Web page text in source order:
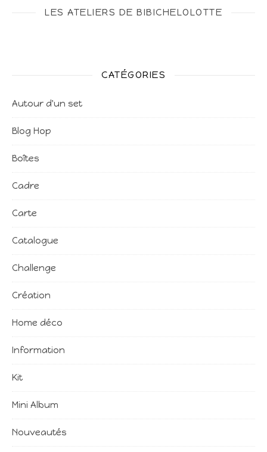
LES ATELIERS DE BIBICHELOLOTTE
CATÉGORIES
Autour d'un set
Blog Hop
Boîtes
Cadre
Carte
Catalogue
Challenge
Création
Home déco
Information
Kit
Mini Album
Nouveautés